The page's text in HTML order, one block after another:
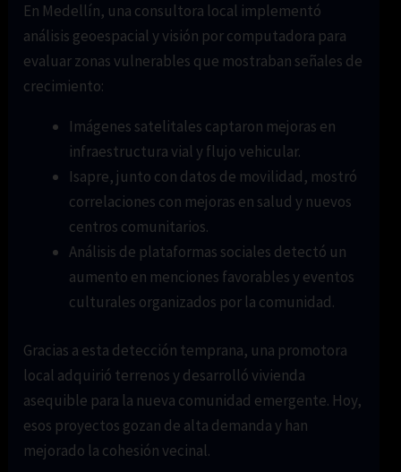
En Medellín, una consultora local implementó
análisis geoespacial y visión por computadora para
evaluar zonas vulnerables que mostraban señales de
crecimiento:
Imágenes satelitales captaron mejoras en
infraestructura vial y flujo vehicular.
Isapre, junto con datos de movilidad, mostró
correlaciones con mejoras en salud y nuevos
centros comunitarios.
Análisis de plataformas sociales detectó un
aumento en menciones favorables y eventos
culturales organizados por la comunidad.
Gracias a esta detección temprana, una promotora
local adquirió terrenos y desarrolló vivienda
asequible para la nueva comunidad emergente. Hoy,
esos proyectos gozan de alta demanda y han
mejorado la cohesión vecinal.